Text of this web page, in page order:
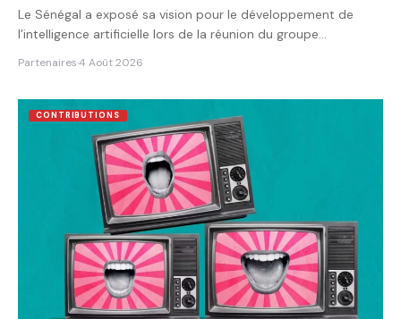
Le Sénégal a exposé sa vision pour le développement de
l’intelligence artificielle lors de la réunion du groupe…
Partenaires·4 Août 2026
CONTRIBUTIONS